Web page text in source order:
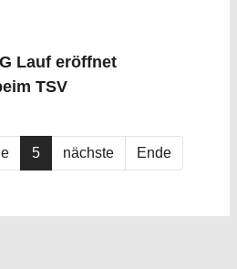
Lauf eröffnet
TSV
5 nächste Ende